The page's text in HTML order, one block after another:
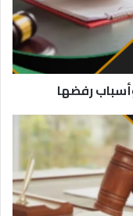
رفضها